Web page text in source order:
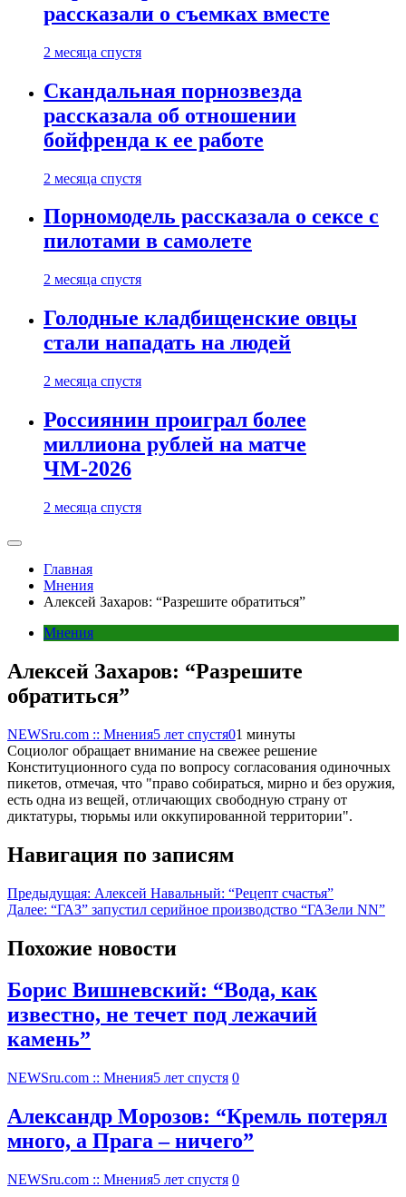
рассказали о съемках вместе
2 месяца спустя
Скандальная порнозвезда
рассказала об отношении
бойфренда к ее работе
2 месяца спустя
Порномодель рассказала о сексе с
пилотами в самолете
2 месяца спустя
Голодные кладбищенские овцы
стали нападать на людей
2 месяца спустя
Россиянин проиграл более
миллиона рублей на матче
ЧМ-2026
2 месяца спустя
Главная
Мнения
Алексей Захаров: “Разрешите обратиться”
Мнения
Алексей Захаров: “Разрешите
обратиться”
NEWSru.com :: Мнения5 лет спустя01 минуты
Социолог обращает внимание на свежее решение
Конституционного суда по вопросу согласования одиночных
пикетов, отмечая, что "право собираться, мирно и без оружия,
есть одна из вещей, отличающих свободную страну от
диктатуры, тюрьмы или оккупированной территории".
Навигация по записям
Предыдущая: Алексей Навальный: “Рецепт счастья”
Далее: “ГАЗ” запустил серийное производство “ГАЗели NN”
Похожие новости
Борис Вишневский: “Вода, как
известно, не течет под лежачий
камень”
NEWSru.com :: Мнения5 лет спустя 0
Александр Морозов: “Кремль потерял
много, а Прага – ничего”
NEWSru.com :: Мнения5 лет спустя 0